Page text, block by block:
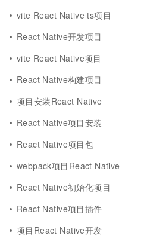
vite React Native ts项目
React Native开发项目
vite React Native项目
React Native构建项目
项目安装React Native
React Native项目安装
React Native项目包
webpack项目React Native
React Native初始化项目
React Native项目插件
项目React Native开发